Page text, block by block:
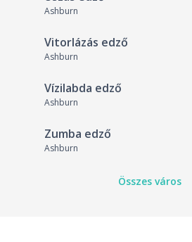
Ashburn
Vitorlázás edző
Ashburn
Vízilabda edző
Ashburn
Zumba edző
Ashburn
Összes város